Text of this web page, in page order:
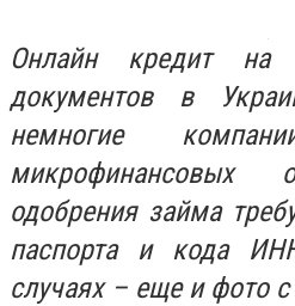
Онлайн кредит на
документов в
немногие
микрофинансовых
одобрения займа
паспорта и кода
случаях – еще и фото